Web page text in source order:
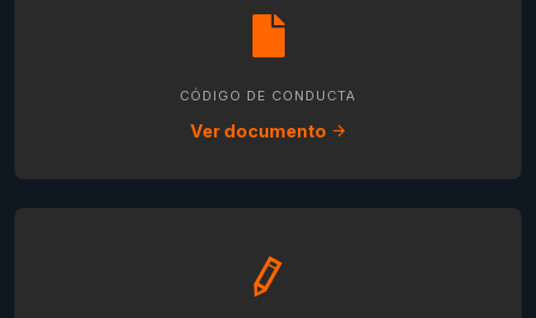
CÓDIGO DE CONDUCTA
Ver documento